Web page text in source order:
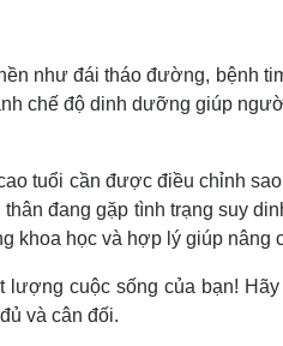
như đái tháo đường, bệnh
chế độ dinh dưỡng giúp
tuổi cần được điều chỉnh
đang gặp tình trạng suy
khoa học và hợp lý giúp nâng
cuộc sống của bạn!
và cân đối.